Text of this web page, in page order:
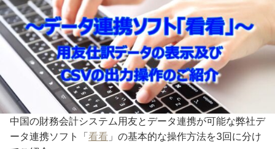
中国の財務会計システム用友とデータ連携が可能な弊社デ
ータ連携ソフト「看看 」の基本的な操作方法を3回に分け